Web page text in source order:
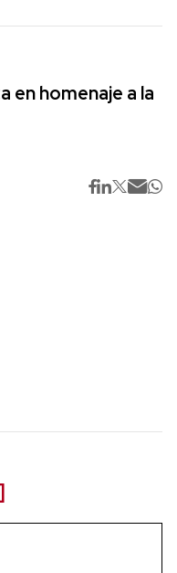
en homenaje a la